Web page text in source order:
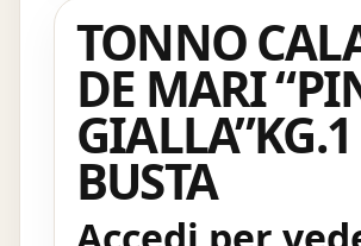
TONNO
DE MARI
GIALLA”KG.1
BUSTA